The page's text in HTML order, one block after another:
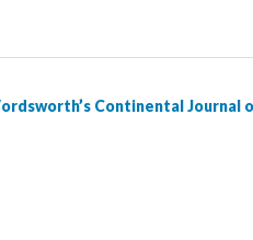
Continental Journal